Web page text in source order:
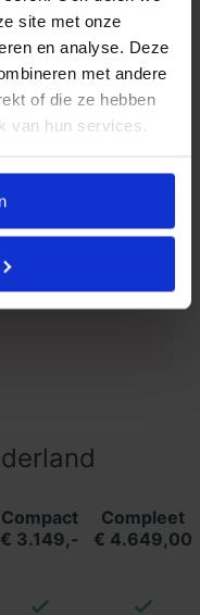
site met onze
en analyse. Deze
met andere
of die ze hebben
van hun services.
.
Compact
€ 3.149,-
Compleet
€ 4.649,00